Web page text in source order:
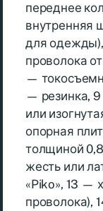
переднее
внутренняя
для
проволока
—
— резинка,
или
опорная
толщиной
жесть или
«Piko», 13 —
проволока),